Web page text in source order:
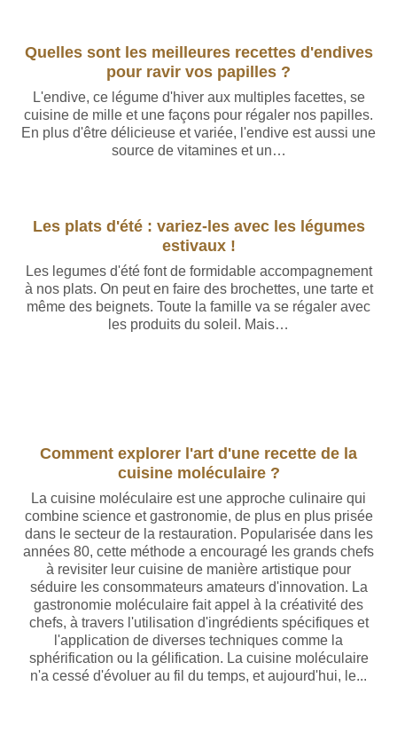
Quelles sont les meilleures recettes d'endives
pour ravir vos papilles ?
L'endive, ce légume d'hiver aux multiples facettes, se
cuisine de mille et une façons pour régaler nos papilles.
En plus d'être délicieuse et variée, l'endive est aussi une
source de vitamines et un…
Les plats d'été : variez-les avec les légumes
estivaux !
Les legumes d'été font de formidable accompagnement
à nos plats. On peut en faire des brochettes, une tarte et
même des beignets. Toute la famille va se régaler avec
les produits du soleil. Mais…
Comment explorer l'art d'une recette de la
cuisine moléculaire ?
La cuisine moléculaire est une approche culinaire qui
combine science et gastronomie, de plus en plus prisée
dans le secteur de la restauration. Popularisée dans les
années 80, cette méthode a encouragé les grands chefs
à revisiter leur cuisine de manière artistique pour
séduire les consommateurs amateurs d'innovation. La
gastronomie moléculaire fait appel à la créativité des
chefs, à travers l'utilisation d'ingrédients spécifiques et
l'application de diverses techniques comme la
sphérification ou la gélification. La cuisine moléculaire
n'a cessé d'évoluer au fil du temps, et aujourd'hui, le...